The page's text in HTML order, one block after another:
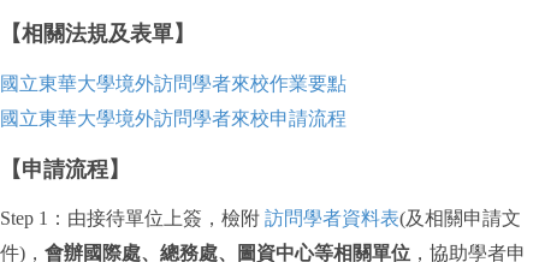
【相關法規及表單】
國立東華大學境外訪問學者來校作業要點
國立東華大學境外訪問學者來校申請流程
【申請流程】
Step 1：由接待單位上簽，檢附 訪問學者資料表(及相關申請文
件)， 會辦國際處、總務處、圖資中心等相關單位 ，協助學者申